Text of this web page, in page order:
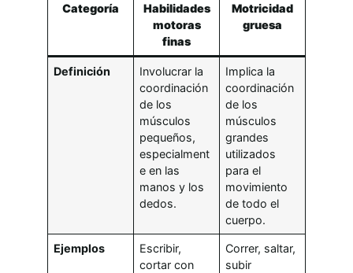
Categoría
Habilidades
motoras
finas
Motricidad
gruesa
Definición
Involucrar la
coordinación
de los
músculos
pequeños,
especialment
e en las
manos y los
dedos.
Implica la
coordinación
de los
músculos
grandes
utilizados
para el
movimiento
de todo el
cuerpo.
Ejemplos
Escribir,
cortar con
Correr, saltar,
subir